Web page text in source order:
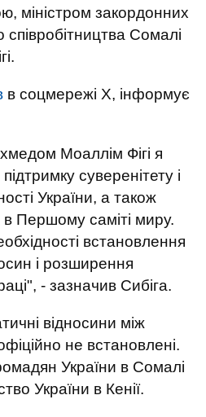
міністром закордонних
співробітництва Сомалі
в соцмережі Х, інформує
Моаллім Фігі я
суверенітету і
України, а також
в Першому саміті миру.
встановлення
і розширення
- зазначив Сибіга.
відносини між
не встановлені.
України в Сомалі
України в Кенії.